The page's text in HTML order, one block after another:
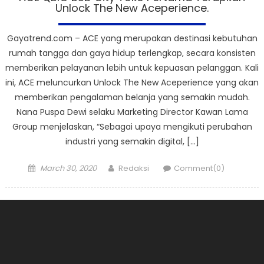
Unlock The New Aceperience.
Gayatrend.com – ACE yang merupakan destinasi kebutuhan
rumah tangga dan gaya hidup terlengkap, secara konsisten
memberikan pelayanan lebih untuk kepuasan pelanggan. Kali
ini, ACE meluncurkan Unlock The New Aceperience yang akan
memberikan pengalaman belanja yang semakin mudah.
Nana Puspa Dewi selaku Marketing Director Kawan Lama
Group menjelaskan, “Sebagai upaya mengikuti perubahan
industri yang semakin digital, […]
Posted
March 30, 2020 Author
Redaksi Comment(0)